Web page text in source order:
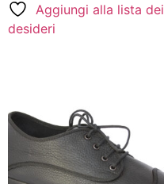
Aggiungi alla lista dei
desideri